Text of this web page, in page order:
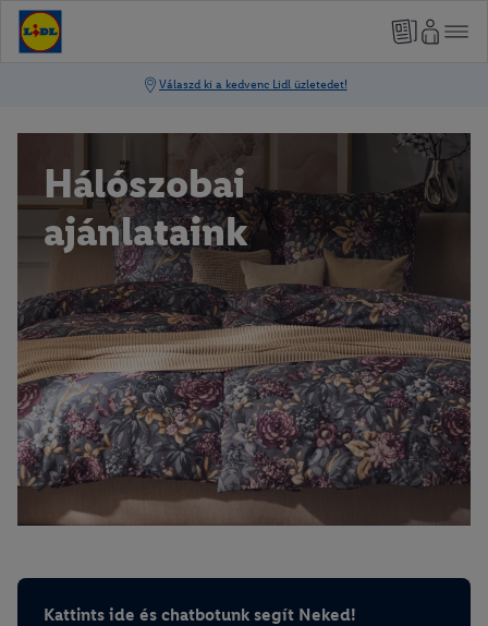
Hálószobai
ajánlataink
Kattints ide és chatbotunk segít Neked!